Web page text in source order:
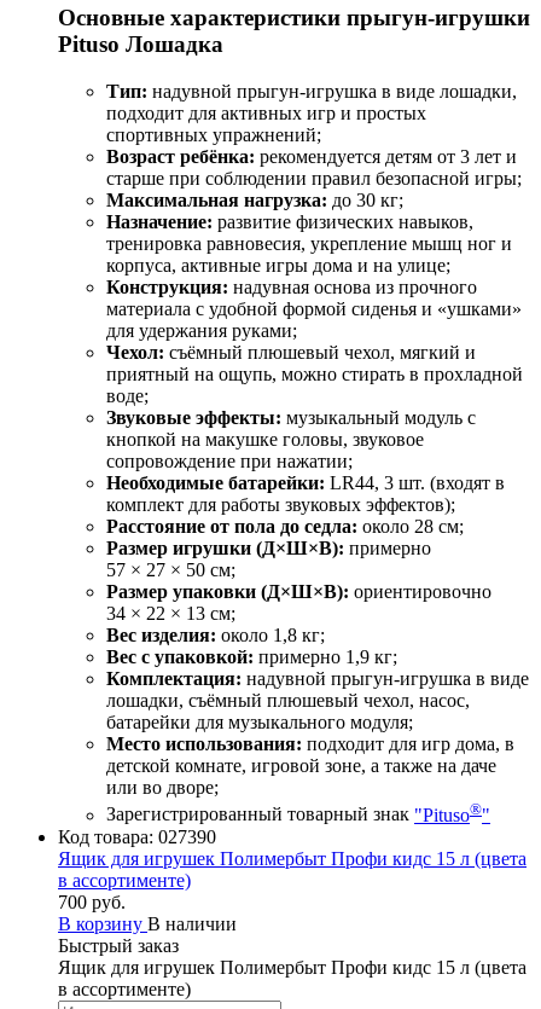
Основные характеристики прыгун‑игрушки
Pituso Лошадка
Тип: надувной прыгун‑игрушка в виде лошадки,
подходит для активных игр и простых
спортивных упражнений;
Возраст ребёнка: рекомендуется детям от 3 лет и
старше при соблюдении правил безопасной игры;
Максимальная нагрузка: до 30 кг;
Назначение: развитие физических навыков,
тренировка равновесия, укрепление мышц ног и
корпуса, активные игры дома и на улице;
Конструкция: надувная основа из прочного
материала с удобной формой сиденья и «ушками»
для удержания руками;
Чехол: съёмный плюшевый чехол, мягкий и
приятный на ощупь, можно стирать в прохладной
воде;
Звуковые эффекты: музыкальный модуль с
кнопкой на макушке головы, звуковое
сопровождение при нажатии;
Необходимые батарейки: LR44, 3 шт. (входят в
комплект для работы звуковых эффектов);
Расстояние от пола до седла: около 28 см;
Размер игрушки (Д×Ш×В): примерно
57 × 27 × 50 см;
Размер упаковки (Д×Ш×В): ориентировочно
34 × 22 × 13 см;
Вес изделия: около 1,8 кг;
Вес с упаковкой: примерно 1,9 кг;
Комплектация: надувной прыгун‑игрушка в виде
лошадки, съёмный плюшевый чехол, насос,
батарейки для музыкального модуля;
Место использования: подходит для игр дома, в
детской комнате, игровой зоне, а также на даче
или во дворе;
Зарегистрированный товарный знак "Pituso®"
Код товара: 027390
Ящик для игрушек Полимербыт Профи кидс 15 л (цвета
в ассортименте)
700 руб.
В корзину В наличии
Быстрый заказ
Ящик для игрушек Полимербыт Профи кидс 15 л (цвета
в ассортименте)